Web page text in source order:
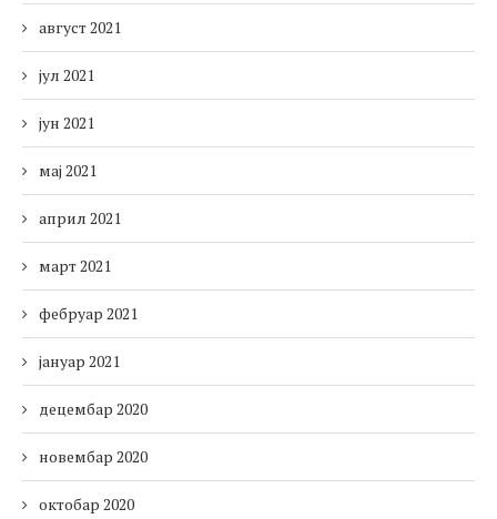
август 2021
јул 2021
јун 2021
мај 2021
април 2021
март 2021
фебруар 2021
јануар 2021
децембар 2020
новембар 2020
октобар 2020